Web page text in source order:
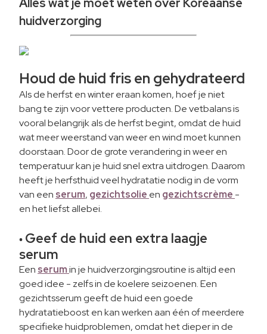
Alles wat je moet weten over Koreaanse
huidverzorging
Houd de huid fris en gehydrateerd
Als de herfst en winter eraan komen, hoef je niet
bang te zijn voor vettere producten. De vetbalans is
vooral belangrijk als de herfst begint, omdat de huid
wat meer weerstand van weer en wind moet kunnen
doorstaan. Door de grote verandering in weer en
temperatuur kan je huid snel extra uitdrogen. Daarom
heeft je herfsthuid veel hydratatie nodig in de vorm
van een serum, gezichtsolie en gezichtscrème -
en het liefst allebei.
• Geef de huid een extra laagje
serum
Een serumin je huidverzorgingsroutine is altijd een
goed idee - zelfs in de koelere seizoenen. Een
gezichtsserum geeft de huid een goede
hydratatieboost en kan werken aan één of meerdere
specifieke huidproblemen, omdat het dieper in de